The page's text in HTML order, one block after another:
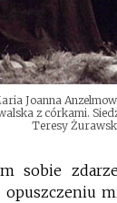
Joanna
z córkami.
Teresy
sobie
opuszczeniu